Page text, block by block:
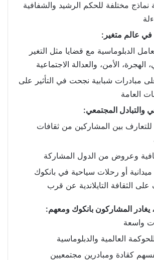
نماذج مختلفة للحكم الرشيد والشفافية
في عالم متغير:
الدبلوماسية مع قضايا مثل التغير
الهجرة، الأمن، والعدالة الاجتماعية
مبادرات شبابية نجحت في التأثير على
العامة
والتبادل المجتمعي:
بين المشاركين من ثقافات
وعروض من الدول المشاركة
ميدانية أو رحلات سياحية في بانكوك
على الثقافة التايلاندية عن قرب
يغادر المشاركون بانكوك ومعهم:
واسعة
العالمية والدبلوماسية
كقادة ومبادرين مجتمعيين